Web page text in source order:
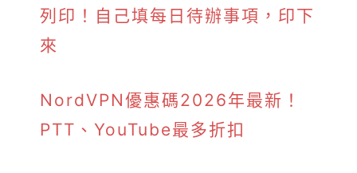
列印！自己填每日待辦事項，印下
來
NordVPN優惠碼2026年最新！
PTT、YouTube最多折扣